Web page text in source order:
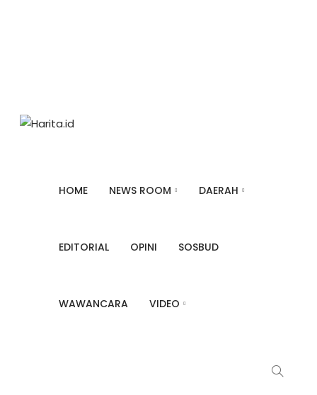
HOME NEWS ROOM DAERAH
EDITORIAL OPINI SOSBUD
WAWANCARA VIDEO